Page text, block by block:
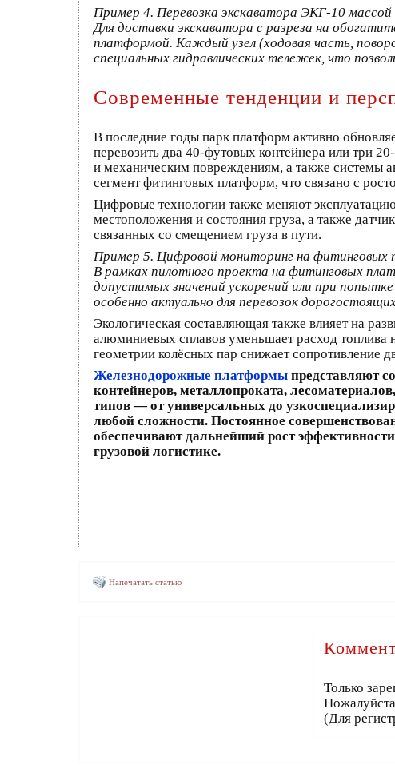
Пример 4. Перевозка экскаватора ЭКГ-10 массой
Для доставки экскаватора с разреза на
платформой. Каждый узел (ходовая часть,
специальных гидравлических тележек, что
Современные тенденции и
В последние годы парк платформ активно
перевозить два 40-футовых контейнера или три
и механическим повреждениям, а также системы
сегмент фитинговых платформ, что связано с
Цифровые технологии также меняют
местоположения и состояния груза, а также
связанных со смещением груза в пути.
Пример 5. Цифровой мониторинг на фитинговых
В рамках пилотного проекта на фитинговых
допустимых значений ускорений или при
особенно актуально для перевозок
Экологическая составляющая также влияет на
алюминиевых сплавов уменьшает расход топлива
геометрии колёсных пар снижает сопротивление
Железнодорожные платформы представляют
контейнеров, металлопроката,
типов — от универсальных до
любой сложности. Постоянное
обеспечивают дальнейший рост
грузовой логистике.
Напечатать статью
Только
Пожалуйста
(Для